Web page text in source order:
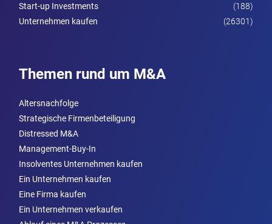
Start-up Investments
(188)
Unternehmen kaufen
(26301)
Themen rund um M&A
Altersnachfolge
Strategische Firmenbeteiligung
Distressed M&A
Management-Buy-In
Insolventes Unternehmen kaufen
Ein Unternehmen kaufen
Eine Firma kaufen
Ein Unternehmen verkaufen